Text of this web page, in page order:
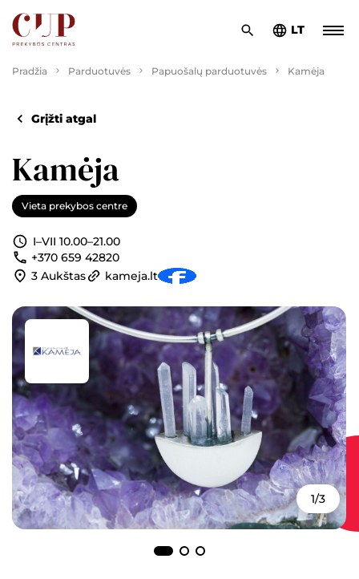
LT
Pradžia Parduotuvės Papuošalų parduotuvės Kamėja
Grįžti atgal
Kamėja
Vieta prekybos centre
I–VII 10.00–21.00
+370 659 42820
3 Aukštas
kameja.lt
1/3